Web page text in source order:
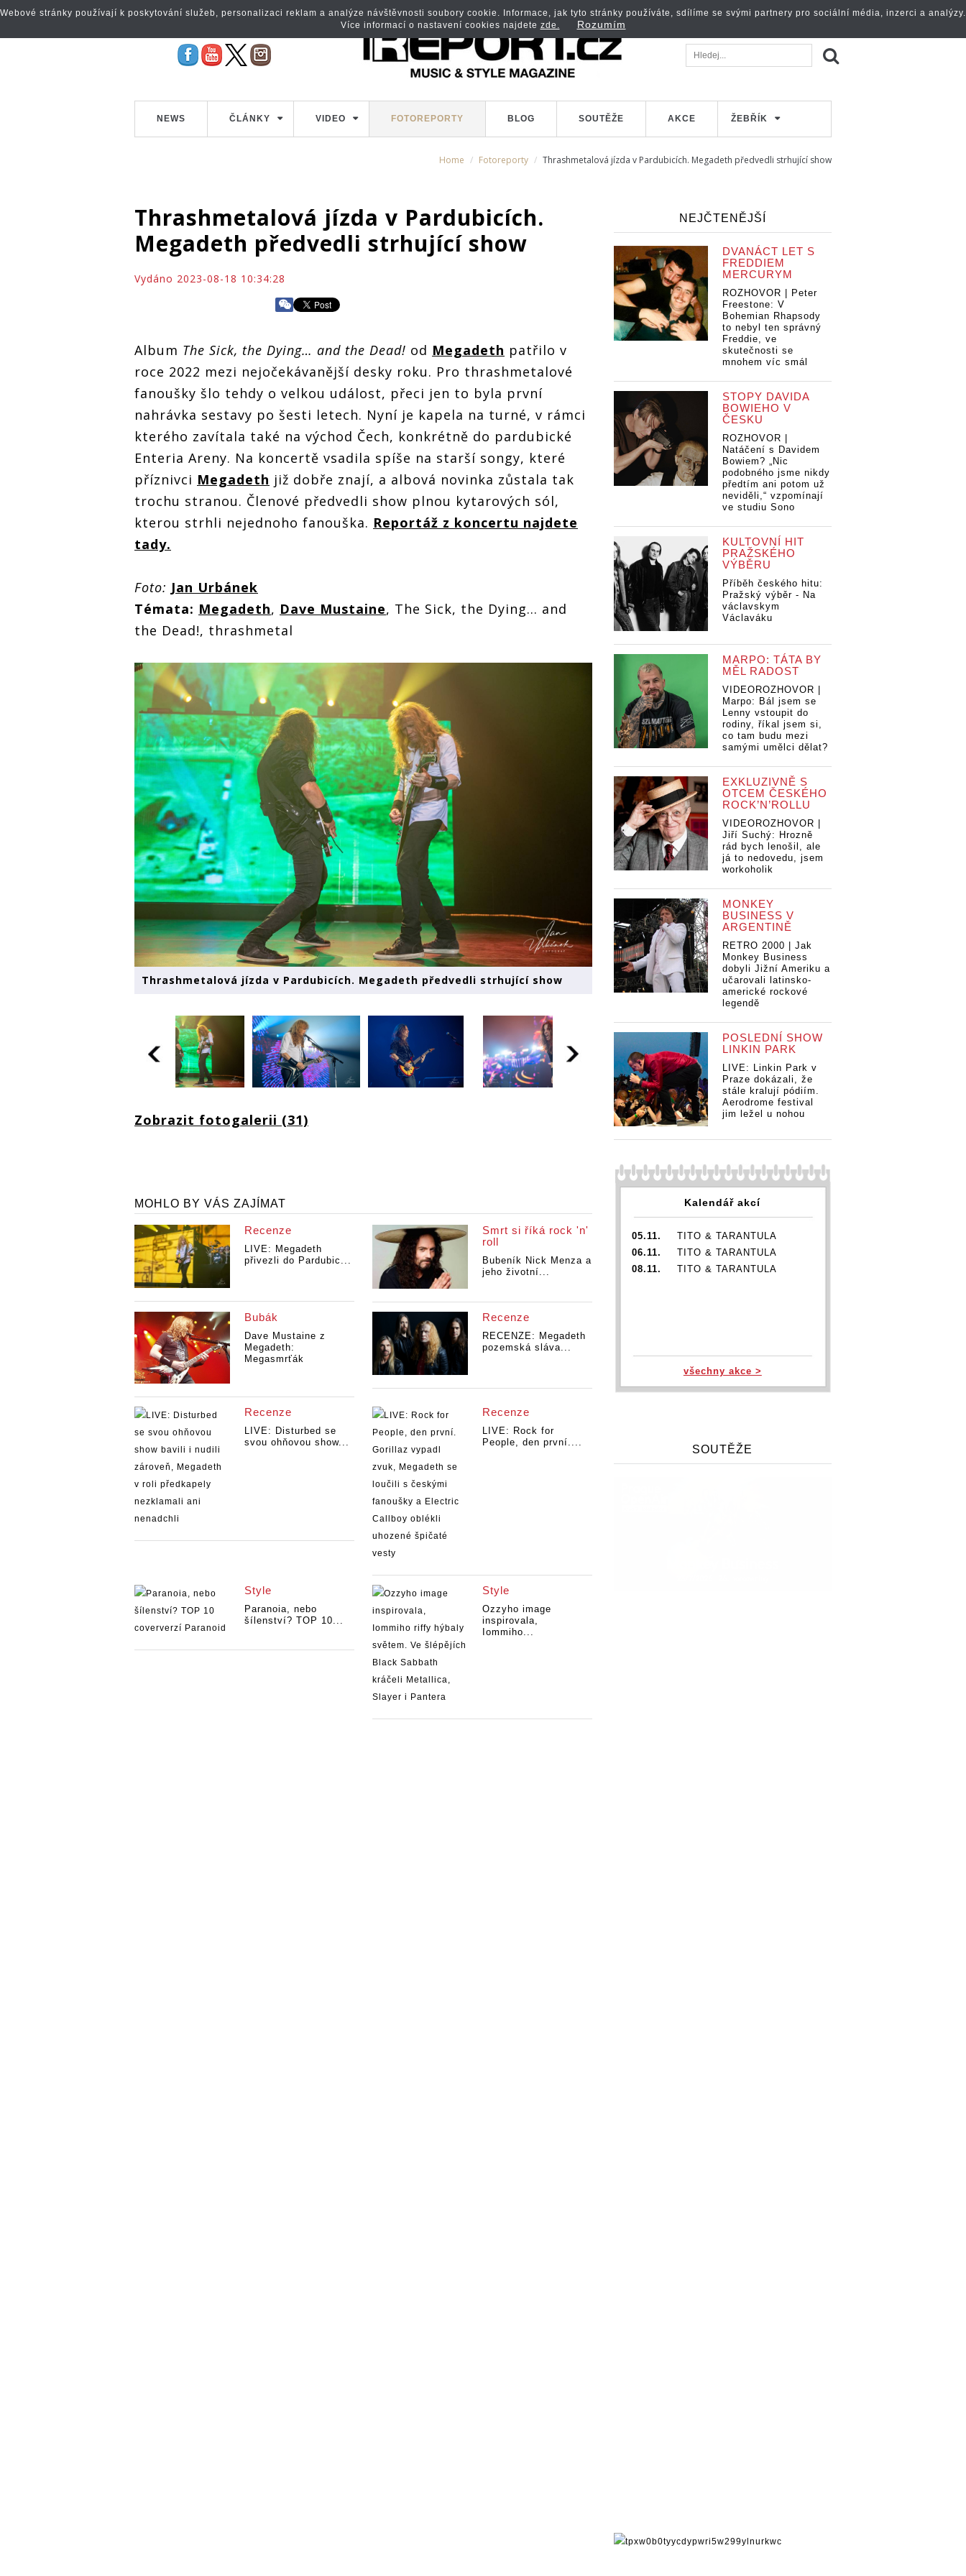
NEWS ČLÁNKY VIDEO FOTOREPORTY BLOG SOUTĚŽE AKCE ŽEBŘÍK
Home Fotoreporty Thrashmetalová jízda v Pardubicích. Megadeth předvedli strhující show
Thrashmetalová jízda v Pardubicích.
Megadeth předvedli strhující show
Vydáno 2023-08-18 10:34:28
Album The Sick, the Dying… and the Dead! od Megadeth patřilo v
roce 2022 mezi nejočekávanější desky roku. Pro thrashmetalové
fanoušky šlo tehdy o velkou událost, přeci jen to byla první
nahrávka sestavy po šesti letech. Nyní je kapela na turné, v rámci
kterého zavítala také na východ Čech, konkrétně do pardubické
Enteria Areny. Na koncertě vsadila spíše na starší songy, které
příznivci Megadeth již dobře znají, a albová novinka zůstala tak
trochu stranou. Členové předvedli show plnou kytarových sól,
kterou strhli nejednoho fanouška. Reportáž z koncertu najdete
tady.
Foto: Jan Urbánek
Témata: Megadeth, Dave Mustaine, The Sick, the Dying… and
the Dead!, thrashmetal
Thrashmetalová jízda v Pardubicích. Megadeth předvedli strhující show
Zobrazit fotogalerii (31)
MOHLO BY VÁS ZAJÍMAT
Recenze
LIVE: Megadeth
přivezli do Pardubic...
Smrt si říká rock 'n'
roll
Bubeník Nick Menza a
jeho životní...
Bubák
Dave Mustaine z
Megadeth:
Megasmrťák
Recenze
RECENZE: Megadeth
pozemská sláva...
Recenze
LIVE: Disturbed se
svou ohňovou show...
Recenze
LIVE: Rock for
People, den první....
Style
Paranoia, nebo
šílenství? TOP 10...
Style
Ozzyho image
inspirovala,
Iommiho...
NEJČTENĚJŠÍ
DVANÁCT LET S
FREDDIEM
MERCURYM
ROZHOVOR | Peter
Freestone: V
Bohemian Rhapsody
to nebyl ten správný
Freddie, ve
skutečnosti se
mnohem víc smál
STOPY DAVIDA
BOWIEHO V
ČESKU
ROZHOVOR |
Natáčení s Davidem
Bowiem? „Nic
podobného jsme nikdy
předtím ani potom už
neviděli,“ vzpomínají
ve studiu Sono
KULTOVNÍ HIT
PRAŽSKÉHO
VÝBĚRU
Příběh českého hitu:
Pražský výběr - Na
václavskym
Václaváku
MARPO: TÁTA BY
MĚL RADOST
VIDEOROZHOVOR |
Marpo: Bál jsem se
Lenny vstoupit do
rodiny, říkal jsem si,
co tam budu mezi
samými umělci dělat?
EXKLUZIVNĚ S
OTCEM ČESKÉHO
ROCK’N’ROLLU
VIDEOROZHOVOR |
Jiří Suchý: Hrozně
rád bych lenošil, ale
já to nedovedu, jsem
workoholik
MONKEY
BUSINESS V
ARGENTINĚ
RETRO 2000 | Jak
Monkey Business
dobyli Jižní Ameriku a
učarovali latinsko-
americké rockové
legendě
POSLEDNÍ SHOW
LINKIN PARK
LIVE: Linkin Park v
Praze dokázali, že
stále kralují pódiím.
Aerodrome festival
jim ležel u nohou
Kalendář akcí
05.11.
TITO & TARANTULA
06.11.
TITO & TARANTULA
08.11.
TITO & TARANTULA
všechny akce >
SOUTĚŽE
Webové stránky používají k poskytování služeb, personalizaci reklam a analýze návštěvnosti soubory cookie. Informace, jak tyto stránky používáte, sdílíme se svými partnery pro sociální média, inzerci a analýzy.
Více informací o nastavení cookies najdete zde. Rozumím